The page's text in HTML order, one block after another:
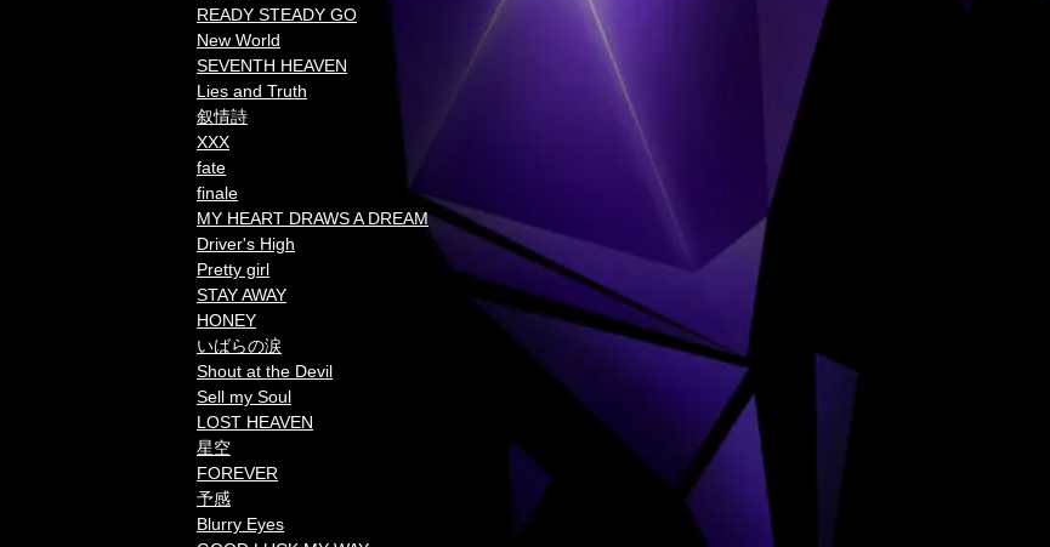
READY STEADY GO
New World
SEVENTH HEAVEN
Lies and Truth
叙情詩
XXX
fate
finale
MY HEART DRAWS A DREAM
Driver's High
Pretty girl
STAY AWAY
HONEY
いばらの涙
Shout at the Devil
Sell my Soul
LOST HEAVEN
星空
FOREVER
予感
Blurry Eyes